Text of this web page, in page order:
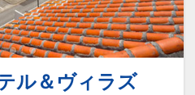
ます。
テレビ・冷蔵庫・
在に対応♪
動公園に程近く、
ル＆ヴィラズ